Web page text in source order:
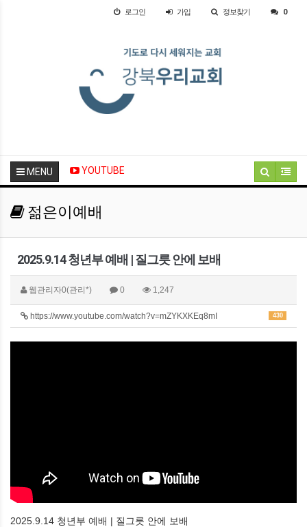
로그인 가입 정보찾기 0
MENU YOUTUBE
젊은이예배
2025.9.14 청년부 예배 | 질그릇 안에 보배
웹관리자0(관리*) 0 1,247
430
https://www.youtube.com/watch?v=mZYKXKEq8mI
2025.9.14 청년부 예배 | 질그릇 안에 보배